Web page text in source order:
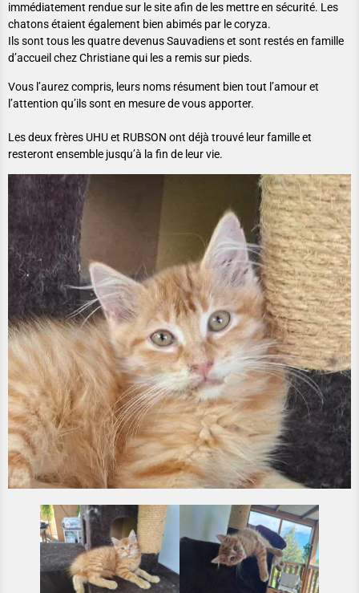
immédiatement rendue sur le site afin de les mettre en sécurité. Les
chatons étaient également bien abimés par le coryza.
Ils sont tous les quatre devenus Sauvadiens et sont restés en famille
d’accueil chez Christiane qui les a remis sur pieds.
Vous l’aurez compris, leurs noms résument bien tout l’amour et
l’attention qu’ils sont en mesure de vous apporter.
Les deux frères UHU et RUBSON ont déjà trouvé leur famille et
resteront ensemble jusqu’à la fin de leur vie.